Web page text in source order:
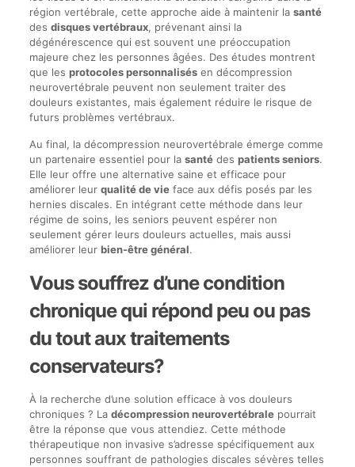
région vertébrale, cette approche aide à maintenir la santé
des disques vertébraux, prévenant ainsi la
dégénérescence qui est souvent une préoccupation
majeure chez les personnes âgées. Des études montrent
que les protocoles personnalisésen décompression
neurovertébrale peuvent non seulement traiter des
douleurs existantes, mais également réduire le risque de
futurs problèmes vertébraux.
Au final, la décompression neurovertébrale émerge comme
un partenaire essentiel pour la santédes patients seniors.
Elle leur offre une alternative saine et efficace pour
améliorer leur qualité de vieface aux défis posés par les
hernies discales. En intégrant cette méthode dans leur
régime de soins, les seniors peuvent espérer non
seulement gérer leurs douleurs actuelles, mais aussi
améliorer leur bien-être général.
Vous souffrez d’une condition
chronique qui répond peu ou pas
du tout aux traitements
conservateurs?
À la recherche d’une solution efficace à vos douleurs
chroniques ? La décompression neurovertébralepourrait
être la réponse que vous attendiez. Cette méthode
thérapeutique non invasive s’adresse spécifiquement aux
personnes souffrant de pathologies discales sévères telles